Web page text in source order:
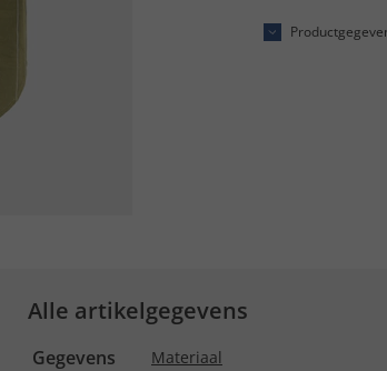
Alle artikelgegevens
Gegevens Materiaal